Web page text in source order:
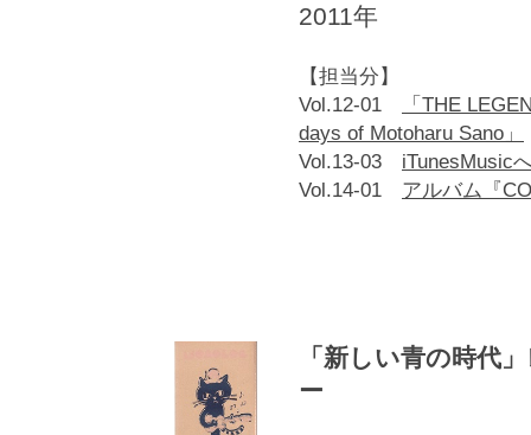
2011年
【担当分】
Vol.12-01
「THE
days of Motoharu Sano」
Vol.13-03 iTunesMusic
Vol.14-01 アルバム『
「新しい青の時代
ー